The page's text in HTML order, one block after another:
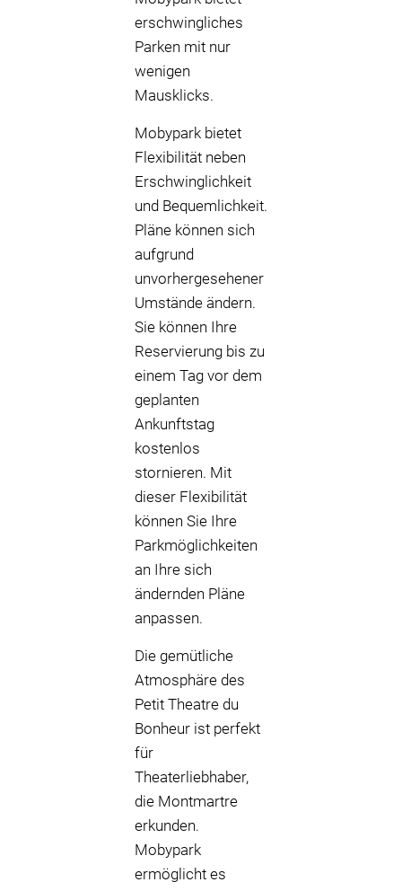
erschwingliches
Parken mit nur
wenigen
Mausklicks.
Mobypark bietet
Flexibilität neben
Erschwinglichkeit
und Bequemlichkeit.
Pläne können sich
aufgrund
unvorhergesehener
Umstände ändern.
Sie können Ihre
Reservierung bis zu
einem Tag vor dem
geplanten
Ankunftstag
kostenlos
stornieren. Mit
dieser Flexibilität
können Sie Ihre
Parkmöglichkeiten
an Ihre sich
ändernden Pläne
anpassen.
Die gemütliche
Atmosphäre des
Petit Theatre du
Bonheur ist perfekt
für
Theaterliebhaber,
die Montmartre
erkunden.
Mobypark
ermöglicht es